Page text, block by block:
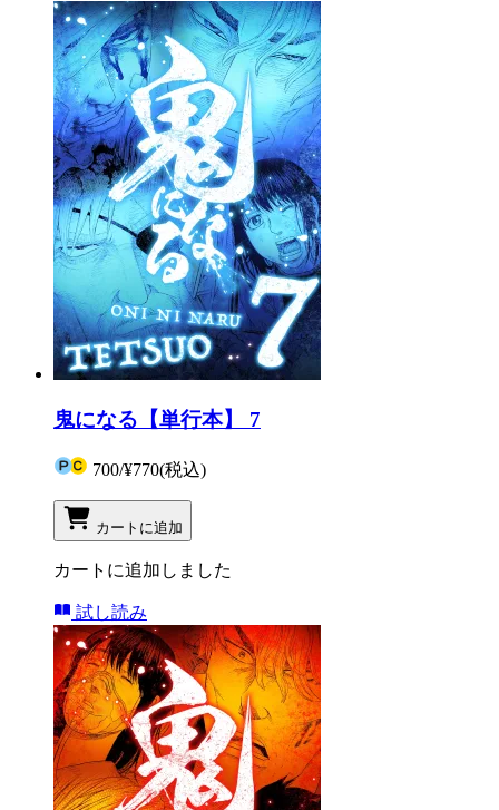
鬼になる【単行本】 7
700/¥770(税込)
カートに追加
カートに追加しました
試し読み